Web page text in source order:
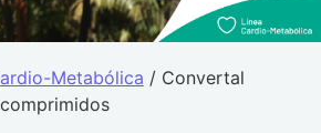
Metabólica / Convertal